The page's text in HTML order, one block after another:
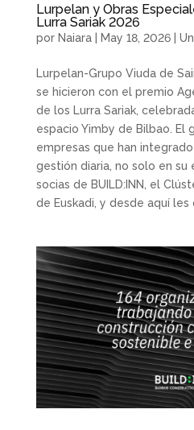
Lurpelan y Obras
Lurra Sariak 2026
por Naiara| May 18, 2026|
Lurpelan-Grupo Viuda de
se hicieron con el premio
de los Lurra Sariak,
espacio Yimby de Bilbao. El
empresas que han
gestión diaria, no solo en su
socias de BUILD:INN, el
de Euskadi, y desde aquí les